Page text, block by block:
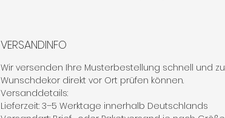
VERSANDINFO
Wir versenden Ihre Musterbestellung schnell und
Wunschdekor direkt vor Ort prüfen können.
Versanddetails:
Lieferzeit: 3–5 Werktage innerhalb Deutschlands